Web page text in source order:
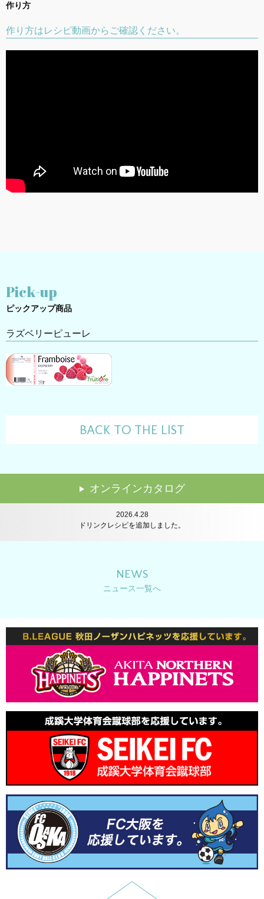
作り方
作り方はレシピ動画からご確認ください。
Pick-up
ピックアップ商品
ラズベリーピューレ
BACK TO THE LIST
オンラインカタログ
2024.7.24
講習会のレポートを追加しました。
2026.6.22
レシピを追加しました。
2026.4.28
ドリンクレシピを追加しました。
2025.12.11
年末年始休業のお知らせ
イベントレポートを公開しました。
2025.8.6
2025.8.1
レシピを追加しました。
2025.7.14
レシピを追加しました。
2025.5.21
レシピを追加しました。
2024.12.19
年末年始休業のお知らせ
2024.12.16
2024.10.24
レシピを追加しました。
2024.9.10
レシピを追加しました。
2024.7.24
レシピを追加しました。
NEWS
ニュース一覧へ